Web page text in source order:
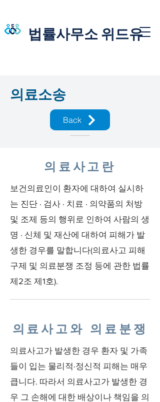
법률사무소 위드유
​의료소송
Back
의료사고란
보건의료인이 환자에 대하여 실시하
는 진단 · 검사 · 치료 · 의약품의 처방
및 조제 등의 행위로 인하여 사람의 생
명 · 신체 및 재산에 대하여 피해가 발
생한 경우를 말합니다(의료사고 피해
구제 및 의료분쟁 조정 등에 관한 법률
제2조 제1호).
의료사고와 의료분쟁
의료사고가 발생한 경우 환자 및 가족
들이 입는 물리적·정신적 피해는 매우
큽니다. 따라서 의료사고가 발생한 경
우 그 손해에 대한 배상이나 책임을 의